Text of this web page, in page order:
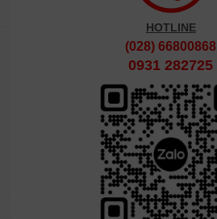
HOTLINE
(028) 66800868
0931 282725